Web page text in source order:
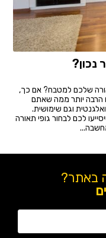
נכון?
שלכם למטבח? אם כך,
הרבה יותר ממה שאתם
וגם שימושית.
לכם לבחור גופי תאורה
באתר?